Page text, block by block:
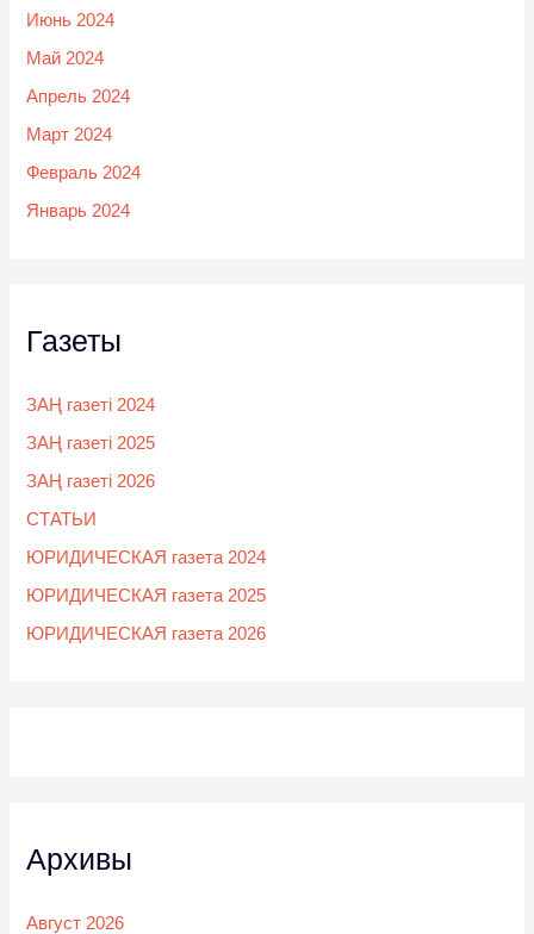
Июнь 2024
Май 2024
Апрель 2024
Март 2024
Февраль 2024
Январь 2024
Газеты
ЗАҢ газеті 2024
ЗАҢ газеті 2025
ЗАҢ газеті 2026
СТАТЬИ
ЮРИДИЧЕСКАЯ газета 2024
ЮРИДИЧЕСКАЯ газета 2025
ЮРИДИЧЕСКАЯ газета 2026
Архивы
Август 2026